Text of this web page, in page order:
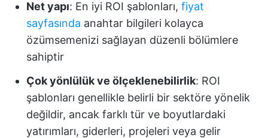
Net yapı: En iyi ROI şablonları, fiyat
sayfasında anahtar bilgileri kolayca
özümsemenizi sağlayan düzenli bölümlere
sahiptir
Çok yönlülük ve ölçeklenebilirlik: ROI
şablonları genellikle belirli bir sektöre yönelik
değildir, ancak farklı tür ve boyutlardaki
yatırımları, giderleri, projeleri veya gelir